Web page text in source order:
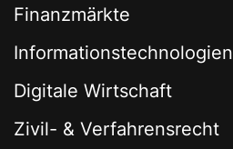
Finanzmärkte
Informationstechnologien
Digitale Wirtschaft
Zivil- & Verfahrensrecht